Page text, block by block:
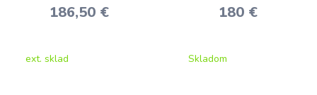
186,50 €
ext. sklad
180 €
Skladom